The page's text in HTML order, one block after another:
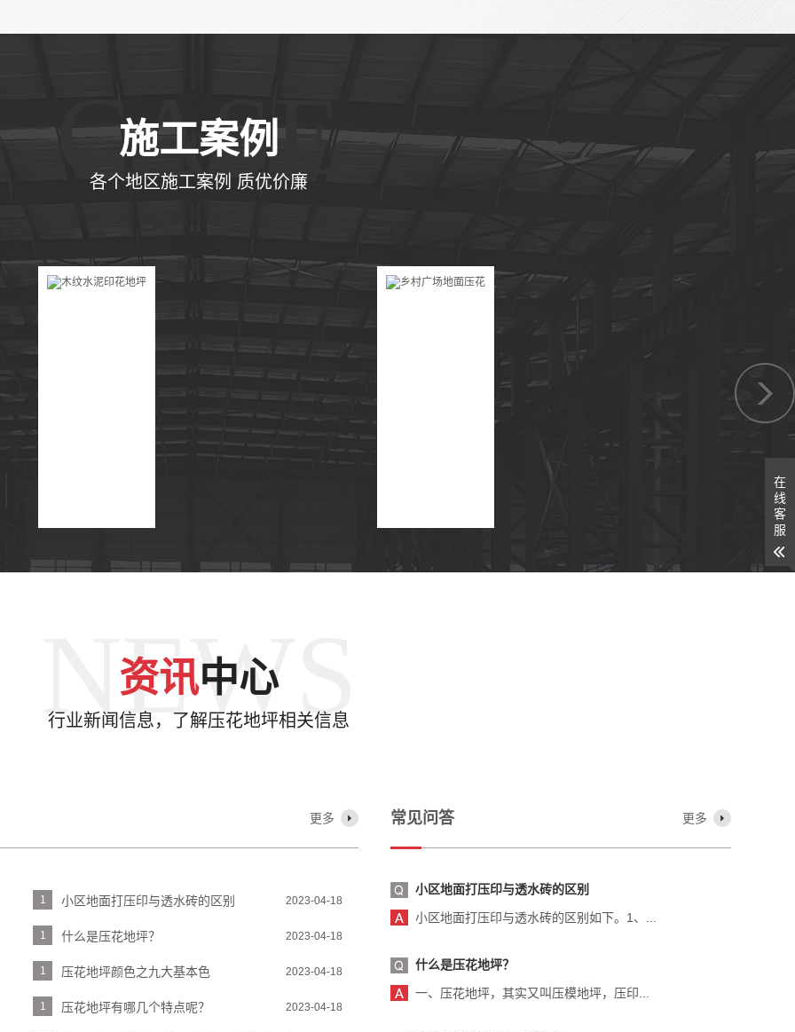
CASE
施工案例
各个地区施工案例 质优价廉
NEWS
资讯中心
行业新闻信息，了解压花地坪相关信息
更多
1 小区地面打压印与透水砖的区别 2023-04-18
1 什么是压花地坪？ 2023-04-18
1 压花地坪颜色之九大基本色 2023-04-18
1 压花地坪有哪几个特点呢？ 2023-04-18
常见问答 更多
小区地面打压印与透水砖的区别
小区地面打压印与透水砖的区别如下。1、...
什么是压花地坪？
一、压花地坪，其实又叫压模地坪，压印...
在
线
客
服